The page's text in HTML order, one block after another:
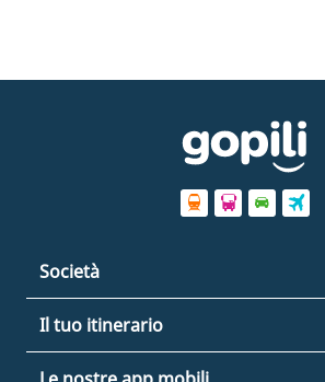
Società
Il tuo itinerario